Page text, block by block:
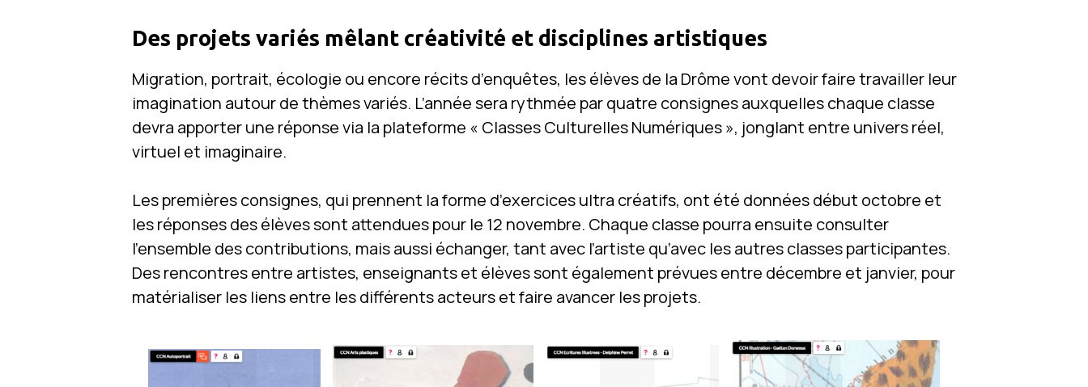
Des projets variés mêlant créativité et disciplines artistiques
Migration, portrait, écologie ou encore récits d’enquêtes, les élèves de la Drôme vont devoir faire travailler leur
imagination autour de thèmes variés. L’année sera rythmée par quatre consignes auxquelles chaque classe
devra apporter une réponse via la plateforme « Classes Culturelles Numériques », jonglant entre univers réel,
virtuel et imaginaire.
Les premières consignes, qui prennent la forme d’exercices ultra créatifs, ont été données début octobre et
les réponses des élèves sont attendues pour le 12 novembre. Chaque classe pourra ensuite consulter
l’ensemble des contributions, mais aussi échanger, tant avec l’artiste qu’avec les autres classes participantes.
Des rencontres entre artistes, enseignants et élèves sont également prévues entre décembre et janvier, pour
matérialiser les liens entre les différents acteurs et faire avancer les projets.